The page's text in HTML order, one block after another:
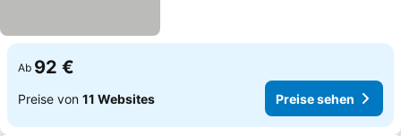
Ab 92 €
Preise von 11 Websites Preise sehen